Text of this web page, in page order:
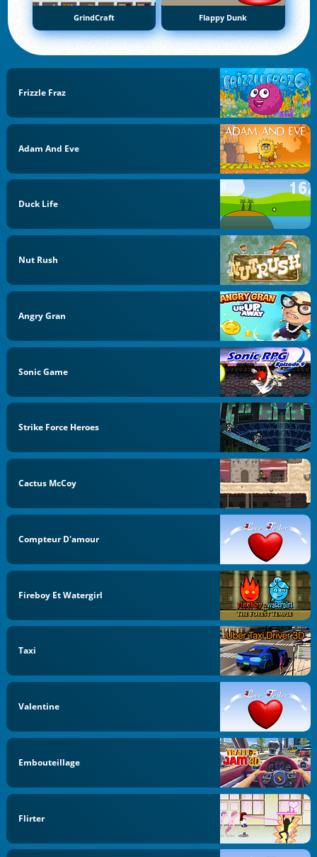
GrindCraft Flappy Dunk
Frizzle Fraz
Adam And Eve
Duck Life
Nut Rush
Angry Gran
Sonic Game
Strike Force Heroes
Cactus McCoy
Compteur D'amour
Fireboy Et Watergirl
Taxi
Valentine
Embouteillage
Flirter